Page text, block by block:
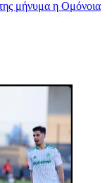
μήνυμα η Ομόνοια